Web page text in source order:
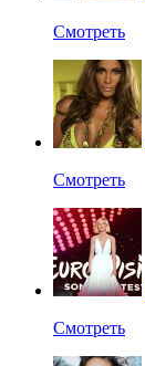
Смотреть
Смотреть
Смотреть